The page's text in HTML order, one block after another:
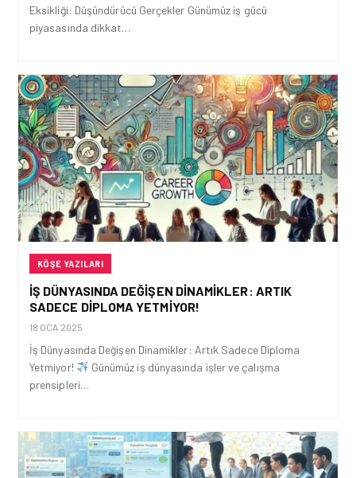
Eksikliği: Düşündürücü Gerçekler Günümüz iş gücü
piyasasında dikkat…
KÖŞE YAZILARI
İŞ DÜNYASINDA DEĞIŞEN DINAMIKLER: ARTIK
SADECE DIPLOMA YETMIYOR!
18 OCA 2025
İş Dünyasında Değişen Dinamikler: Artık Sadece Diploma
Yetmiyor!
Günümüz iş dünyasında işler ve çalışma
prensipleri…